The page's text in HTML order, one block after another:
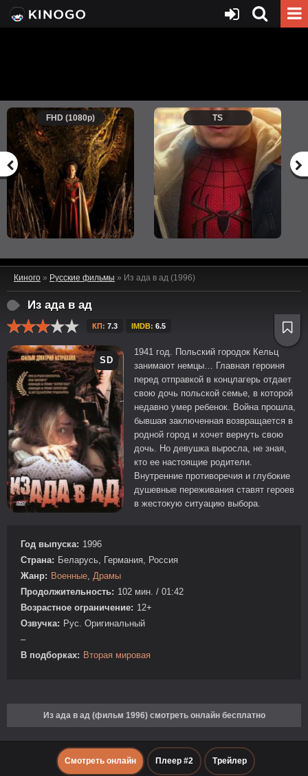
FHD (1080p) TS
Киного » Русские фильмы » Из ада в ад (1996)
Из ада в ад
КП: 7.3 IMDB: 6.5
SD
1941 год. Польский городок Кельц
занимают немцы… Главная героиня
перед отправкой в концлагерь отдает
свою дочь польской семье, в которой
недавно умер ребенок. Война прошла,
бывшая заключенная возвращается в
родной город и хочет вернуть свою
дочь. Но девушка выросла, не зная,
кто ее настоящие родители.
Внутренние противоречия и глубокие
душевные переживания ставят героев
в жестокую ситуацию выбора.
Год выпуска: 1996
Страна: Беларусь, Германия, Россия
Жанр: Военные Драмы
Продолжительность: 102 мин. / 01:42
Возрастное ограничение: 12+
Озвучка: Рус. Оригинальный
–
В подборках: Вторая мировая
Из ада в ад (фильм 1996) смотреть онлайн бесплатно
Смотреть онлайн Плеер #2 Трейлер